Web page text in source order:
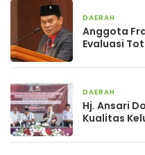
DAERAH
Anggota
Evaluasi
DAERAH
Hj. Ansari
Kualitas